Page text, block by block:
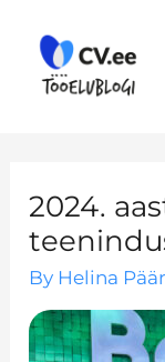
content
2024.
By Helina